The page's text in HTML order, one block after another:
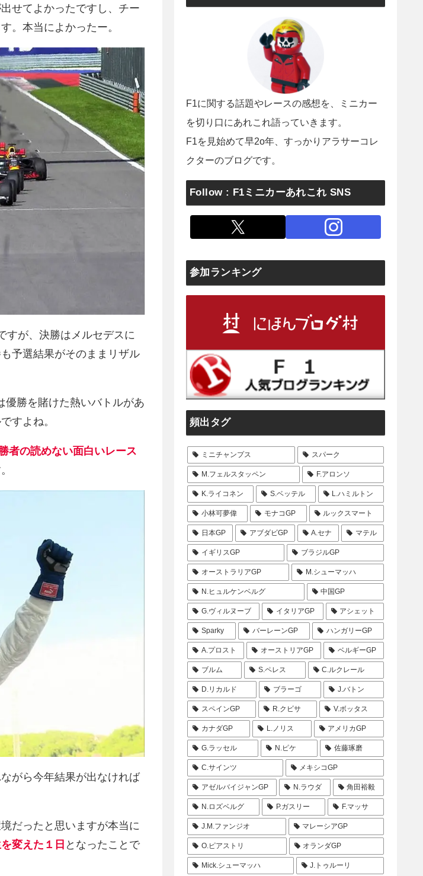
せてよかったですし、チー
。本当によかったー。
すが、決勝はメルセデスに
予選結果がそのままリザル
優勝を賭けた熱いバトルがあ
すよね。
者の読めない面白いレース
がら今年結果が出なければ
だったと思いますが本当に
変えた１日 となったことで
F1に関する話題やレースの感想を、ミニカー
を切り口にあれこれ語っていきます。
F1を見始めて早2o年、すっかりアラサーコレ
クターのブログです。
Follow : F1ミニカーあれこれ SNS
参加ランキング
頻出タグ
ミニチャンプス スパーク
M.フェルスタッペン F.アロンソ
K.ライコネン S.ベッテル L.ハミルトン
小林可夢偉 モナコGP ルックスマート
日本GP アブダビGP A.セナ マテル
イギリスGP ブラジルGP
オーストラリアGP M.シューマッハ
N.ヒュルケンベルグ 中国GP
G.ヴィルヌーブ イタリアGP アシェット
Sparky バーレーンGP ハンガリーGP
A.プロスト オーストリアGP ベルギーGP
ブルム S.ペレス C.ルクレール
D.リカルド ブラーゴ J.バトン
スペインGP R.クビサ V.ボッタス
カナダGP L.ノリス アメリカGP
G.ラッセル N.ピケ 佐藤琢磨
C.サインツ メキシコGP
アゼルバイジャンGP N.ラウダ 角田裕毅
N.ロズベルグ P.ガスリー F.マッサ
J.M.ファンジオ マレーシアGP
O.ピアストリ オランダGP
Mick.シューマッハ J.トゥルーリ